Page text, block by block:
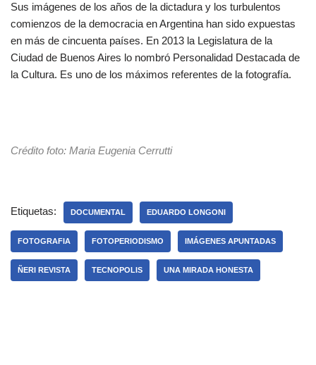
Sus imágenes de los años de la dictadura y los turbulentos
comienzos de la democracia en Argentina han sido expuestas
en más de cincuenta países. En 2013 la Legislatura de la
Ciudad de Buenos Aires lo nombró Personalidad Destacada de
la Cultura. Es uno de los máximos referentes de la fotografía.
Crédito foto: Maria Eugenia Cerrutti
Etiquetas: DOCUMENTAL EDUARDO LONGONI
FOTOGRAFIA FOTOPERIODISMO IMÁGENES APUNTADAS
ÑERI REVISTA TECNOPOLIS UNA MIRADA HONESTA